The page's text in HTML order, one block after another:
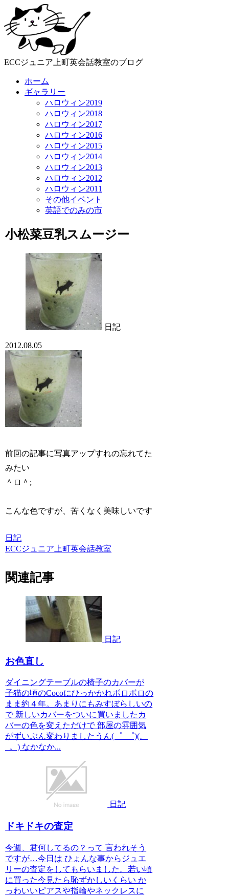
ECCジュニア上町英会話教室のブログ
ホーム
ギャラリー
ハロウィン2019
ハロウィン2018
ハロウィン2017
ハロウィン2016
ハロウィン2015
ハロウィン2014
ハロウィン2013
ハロウィン2012
ハロウィン2011
その他イベント
英語でのみの市
小松菜豆乳スムージー
日記
2012.08.05
前回の記事に写真アップすれの忘れてた
みたい
＾ロ＾;
こんな色ですが、苦くなく美味しいです
日記
ECCジュニア上町英会話教室
関連記事
日記
お色直し
ダイニングテーブルの椅子のカバーが
子猫の頃のCocoにひっかかれボロボロの
まま約４年。あまりにもみすぼらしいの
で 新しいカバーをついに買いましたカ
バーの色を変えただけで 部屋の雰囲気
がずいぶん変わりましたうん(゜_゜)(。
_。) なかなか...
日記
ドキドキの査定
今週、君何してるの？って 言われそう
ですが…今日は ひょんな事からジュエ
リーの査定をしてもらいました。若い頃
に買った今見たら恥ずかしいくらい か
っわいいピアスや指輪やネックレスに